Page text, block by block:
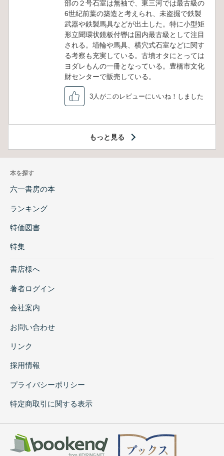
部の２号石室は無袖で、東三河では最古級の
6世紀前葉の築造と考えられ、未盗掘で鉄製
武器や鉄製馬具などが出土した。特に小型矩
形立聞環状鏡板付轡は国内最古級として注目
される。埴輪や馬具、横穴式石室などに関す
る考察も充実している。古墳オタにとっては
ヨダレもんの一冊となっている。豊橋市文化
財センターで販売している。
3人がこのレビューにいいね！しました
もっと見る
本を探す
六一書房の本
ランキング
特価図書
特集
書店様へ
著者ログイン
会社案内
お問い合わせ
リンク
採用情報
プライバシーポリシー
特定商取引に関する表示